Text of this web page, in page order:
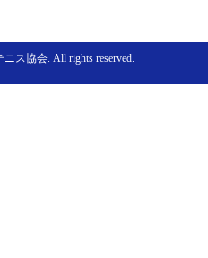
ス協会. All rights reserved.